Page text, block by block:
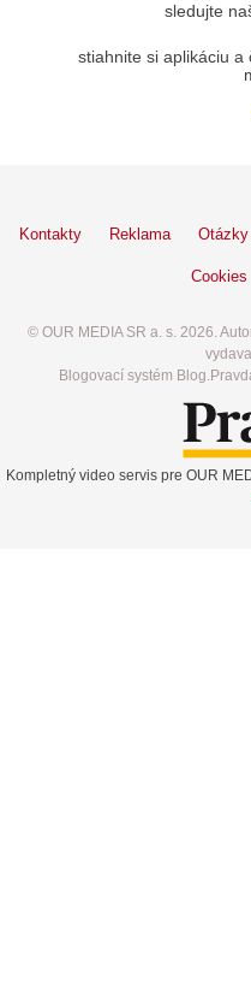
sledujte
stiahnite si aplikáciu
Kontakty Reklama Otázky
Cookies
© OUR MEDIA SR a. s. 2026.
Blogovací systém
Kompletný video servis pre OUR